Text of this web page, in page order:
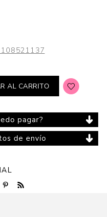
AL CARRITO
pagar?
de envío